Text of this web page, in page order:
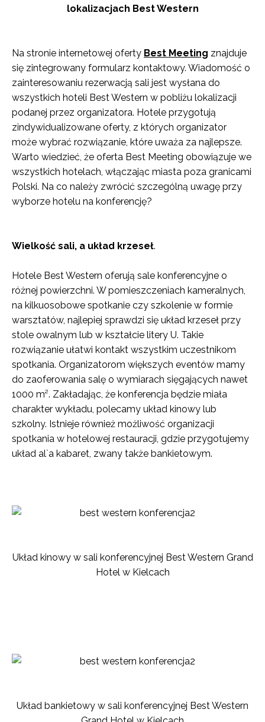
lokalizacjach Best Western
Na stronie internetowej oferty Best Meeting znajduje
się zintegrowany formularz kontaktowy. Wiadomość o
zainteresowaniu rezerwacją sali jest wysłana do
wszystkich hoteli Best Western w pobliżu lokalizacji
podanej przez organizatora. Hotele przygotują
zindywidualizowane oferty, z których organizator
może wybrać rozwiązanie, które uważa za najlepsze.
Warto wiedzieć, że oferta Best Meeting obowiązuje we
wszystkich hotelach, włączając miasta poza granicami
Polski. Na co należy zwrócić szczególną uwagę przy
wyborze hotelu na konferencję?
Wielkość sali, a układ krzeseł.
Hotele Best Western oferują sale konferencyjne o
różnej powierzchni. W pomieszczeniach kameralnych,
na kilkuosobowe spotkanie czy szkolenie w formie
warsztatów, najlepiej sprawdzi się układ krzeseł przy
stole owalnym lub w kształcie litery U. Takie
rozwiązanie ułatwi kontakt wszystkim uczestnikom
spotkania. Organizatorom większych eventów mamy
do zaoferowania salę o wymiarach sięgających nawet
1000 m². Zakładając, że konferencja będzie miała
charakter wykładu, polecamy układ kinowy lub
szkolny. Istnieje również możliwość organizacji
spotkania w hotelowej restauracji, gdzie przygotujemy
układ al`a kabaret, zwany także bankietowym.
Układ kinowy w sali konferencyjnej Best Western Grand
Hotel w Kielcach
Układ bankietowy w sali konferencyjnej Best Western